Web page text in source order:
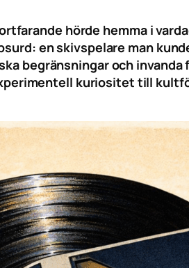
hörde hemma i
en skivspelare man
begränsningar och
kuriositet till